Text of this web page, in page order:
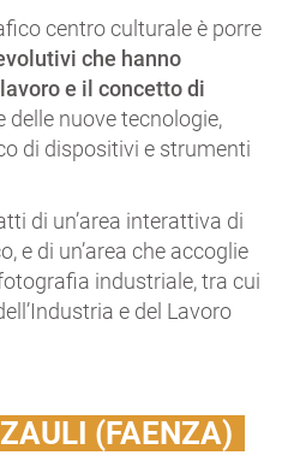
centro culturale è porre
che hanno
e il concetto di
delle nuove tecnologie,
di dispositivi e strumenti
di un’area interattiva di
e di un’area che accoglie
industriale, tra cui
e del Lavoro
(FAENZA)